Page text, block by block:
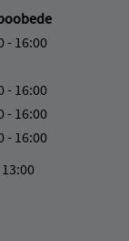
- 16:00
- 16:00
- 16:00
- 16:00